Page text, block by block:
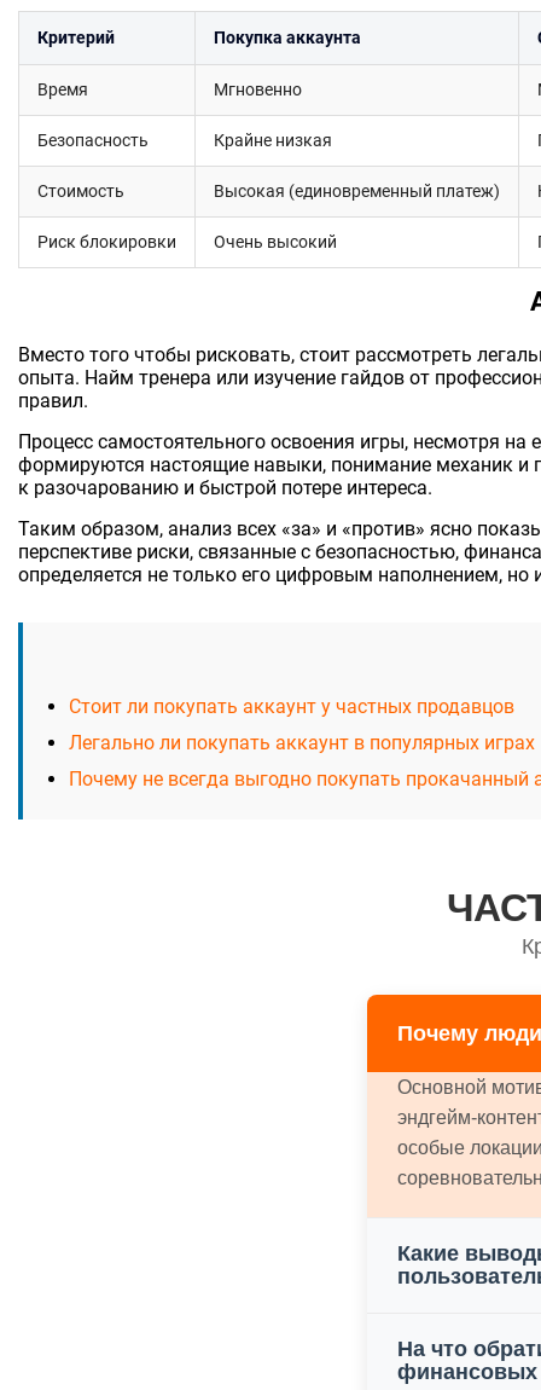
Критерий Покупка аккаунта
Время Мгновенно
Безопасность Крайне низкая
Стоимость Высокая (единовременный платеж)
Риск блокировки Очень высокий
Вместо того чтобы рисковать, стоит рассмотреть
опыта. Найм тренера или изучение гайдов от
правил.
Процесс самостоятельного освоения игры, несмотря
формируются настоящие навыки, понимание механик и
к разочарованию и быстрой потере интереса.
Таким образом, анализ всех «за» и «против» ясно
перспективе риски, связанные с безопасностью,
определяется не только его цифровым наполнением, но
Стоит ли покупать аккаунт у частных продавцов
Легально ли покупать аккаунт в популярных играх
Почему не всегда выгодно покупать прокачанный
Почему
Основной
эндгейм-
особые
Какие
На что
финансовых